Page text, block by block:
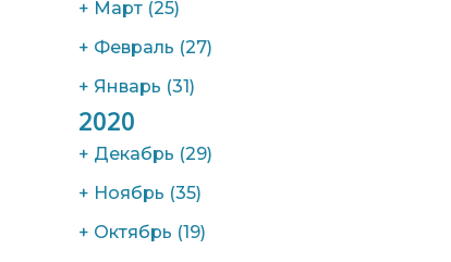
+ Март (25)
+ Февраль (27)
+ Январь (31)
2020
+ Декабрь (29)
+ Ноябрь (35)
+ Октябрь (19)